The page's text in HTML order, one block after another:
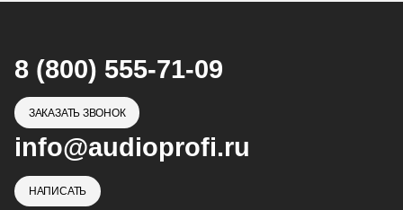
8 (800) 555-71-09
ЗАКАЗАТЬ ЗВОНОК
info@audioprofi.ru
НАПИСАТЬ